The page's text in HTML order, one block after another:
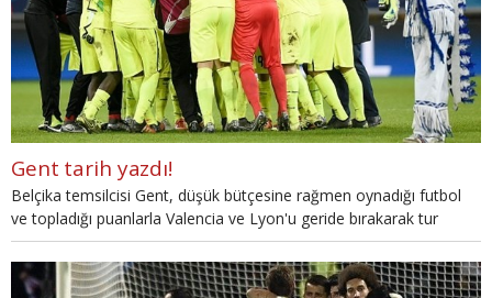
Gent tarih yazdı!
Belçika temsilcisi Gent, düşük bütçesine rağmen oynadığı futbol
ve topladığı puanlarla Valencia ve Lyon'u geride bırakarak tur
atladı.